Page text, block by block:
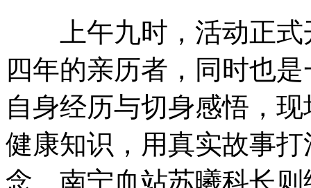
上午九时，活动正式
四年的亲历者，同时也
自身经历与切身感悟，
健康知识，用真实故事
念。南宁血站苏曦科长